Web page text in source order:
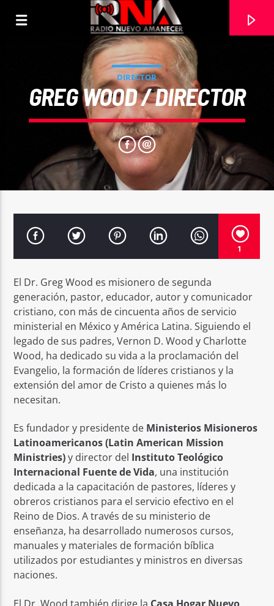
CURRENT TRACK
Radio Nuevo Amanecer
DIRECTOR
GREG WOOD / DIRECTOR
1
El Dr. Greg Wood es misionero de segunda
generación, pastor, educador, autor y comunicador
cristiano, con más de cincuenta años de servicio
ministerial en México y América Latina. Siguiendo el
legado de sus padres, Vernon D. Wood y Charlotte
Wood, ha dedicado su vida a la proclamación del
Evangelio, la formación de líderes cristianos y la
extensión del amor de Cristo a quienes más lo
necesitan.
Es fundador y presidente de Ministerios Misioneros
Latinoamericanos (Latin American Mission
Ministries)y director del Instituto Teológico
Internacional Fuente de Vida, una institución
dedicada a la capacitación de pastores, líderes y
obreros cristianos para el servicio efectivo en el
Reino de Dios. A través de su ministerio de
enseñanza, ha desarrollado numerosos cursos,
manuales y materiales de formación bíblica
utilizados por estudiantes y ministros en diversas
naciones.